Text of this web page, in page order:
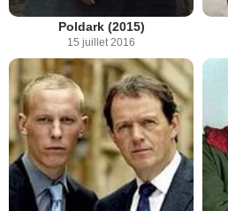
Poldark (2015)
15 juillet 2016